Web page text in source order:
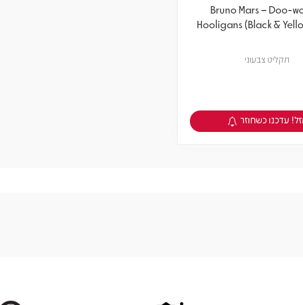
Bruno Mars – Doo-
Hooligans (Black &
תקליט צבעוני
צפיה במוצר
עדכנו כשחוזר